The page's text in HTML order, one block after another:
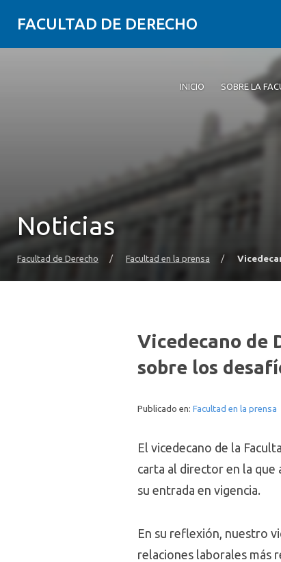
FACULTAD DE DERECHO
INICIO SOBRE LA
Noticias
Facultad de Derecho / Facultad en la prensa /
Vicedecano de
sobre los
Publicado en: Facultad en la prensa
El vicedecano de la
carta al director en la que
su entrada en vigencia.
En su reflexión, nuestro
relaciones laborales más